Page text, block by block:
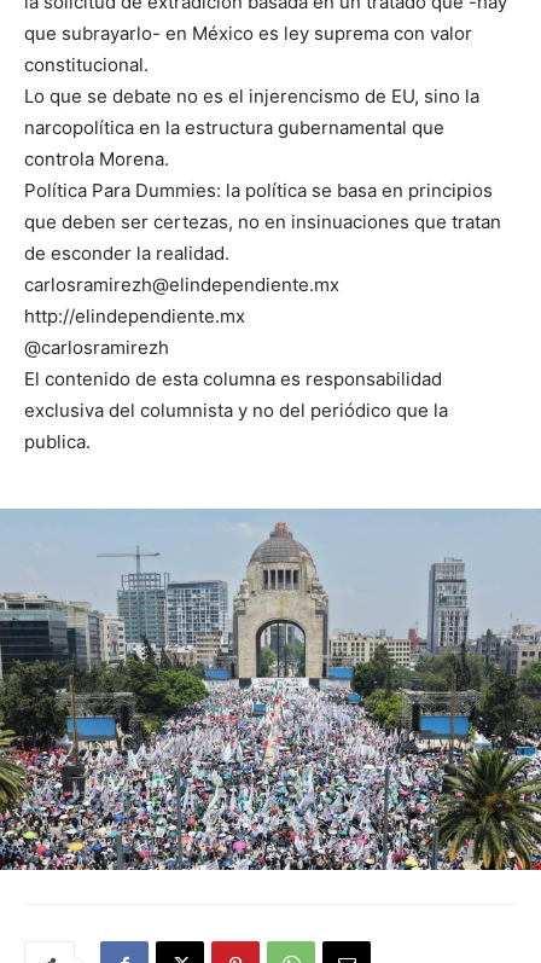
que subrayarlo- en México es ley suprema con valor
constitucional.
Lo que se debate no es el injerencismo de EU, sino la
narcopolítica en la estructura gubernamental que
controla Morena.
Política Para Dummies: la política se basa en principios
que deben ser certezas, no en insinuaciones que tratan
de esconder la realidad.
carlosramirezh@elindependiente.mx
http://elindependiente.mx
@carlosramirezh
El contenido de esta columna es responsabilidad
exclusiva del columnista y no del periódico que la
publica.